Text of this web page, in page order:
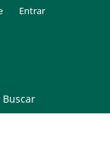
Buscar
Entrar